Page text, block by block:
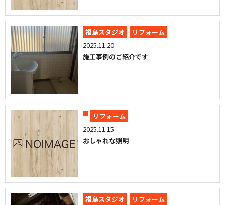
福島スタジオ
リフォーム
2025.11.20
施工事例のご紹介です
リフォーム
2025.11.15
おしゃれな照明
福島スタジオ
リフォーム